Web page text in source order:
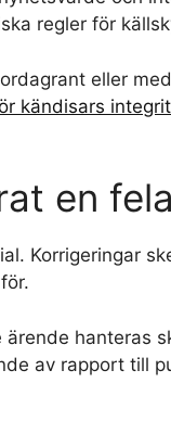
regler för
eller
kändisars
en
Korrigeringar
ärende hanteras
av rapport till